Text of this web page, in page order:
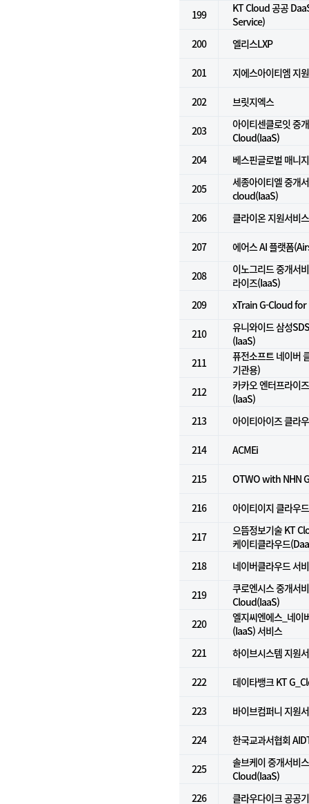
199
KT Cloud 공공
Service)
200
엘리스LXP
201 지에스아이티엠 지
202 브릿지엑스
203
아이티센클로잇 중
Cloud(IaaS)
204
베스핀글로벌 매니
205
세종아이티엘 중개
cloud(IaaS)
206
클라이온 지원서비스
207 에어스 AI 플랫폼
208
이노그리드 중개서
라이즈(IaaS)
209
xTrain G-Cloud
210
유니와이드 삼성
(IaaS)
211
퓨전소프트 네이버
기관용)
212
카카오 엔터프라이
(IaaS)
213
아이티아이즈 클라
214 ACMEi
215 OTWO with NHN
216 아이티이지 클라우
217
으뜸정보기술 KT
케이티클라우드
218
네이버클라우드 서
219
쿠로엔시스 중개서
Cloud(IaaS)
220
엘지씨엔에스_네이
(IaaS) 서비스
221
하이브시스템 지원
222 데이타뱅크 KT
223 바이브컴퍼니 지원
224 한국교과서협회
225
솔브케이 중개서비
Cloud(IaaS)
226
클라우다이크 공공